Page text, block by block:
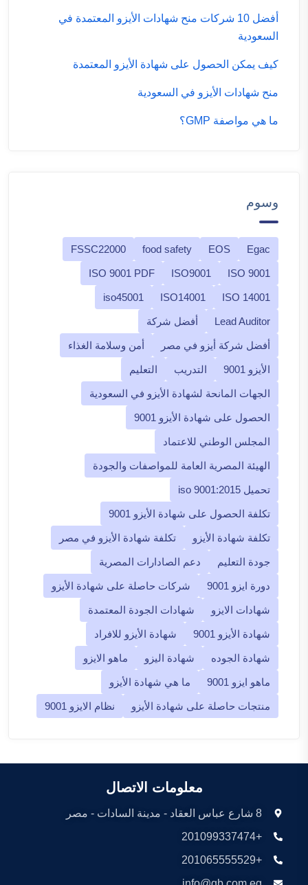
أفضل 10 شركات منح شهادات الأيزو المعتمدة في
السعودية
كيف يمكن الحصول على شهادة الأيزو المعتمدة
منح شهادات الأيزو في السعودية
ما هي مواصفة GMP؟
وسوم
Egac
EOS
food safety
FSSC22000
ISO 9001
ISO9001
ISO 9001 PDF
ISO 14001
ISO14001
iso45001
Lead Auditor أفضل شركة
أفضل شركة أيزو في مصر أمن وسلامة الغذاء
الأيزو 9001 التدريب التعليم
الجهات المانحة لشهادة الأيزو في السعودية
الحصول على شهادة الأيزو 9001
المجلس الوطني للاعتماد
الهيئة المصرية العامة للمواصفات والجودة
تحميل iso 9001:2015
تكلفة الحصول على شهادة الأيزو 9001
تكلفة شهادة الأيزو تكلفة شهادة الأيزو في مصر
جودة التعليم دعم الصادارات المصرية
دورة ايزو 9001 شركات حاصلة على شهادة الأيزو
شهادات الايزو شهادات الجودة المعتمدة
شهادة الأيزو 9001 شهادة الأيزو للافراد
شهادة الجوده شهادة اليزو ماهو الايزو
ماهو ايزو 9001 ما هي شهادة الأيزو
منتجات حاصلة على شهادة الأيزو نظام الايزو 9001
معلومات الاتصال
8 شارع عباس العقاد - مدينة السادات - مصر
+201099337474
+201065555529